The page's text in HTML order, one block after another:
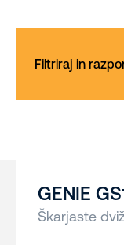
Filtriraj in
GENIE
Škarjaste